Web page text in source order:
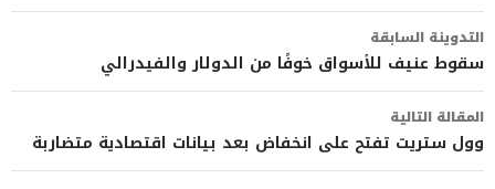
تصفّح
المقالات
التدوينة السابقة
سقوط عنيف للأسواق خوفًا من الدولار والفيدرالي
المقالة التالية
وول ستريت تفتح على انخفاض بعد بيانات اقتصادية متضاربة